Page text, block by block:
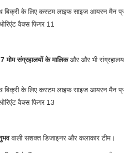
मोम संग्रहालयों के मालिकऔर और भी संग्रहालय
वाली सशक्त डिजाइनर और कलाकार टीम।